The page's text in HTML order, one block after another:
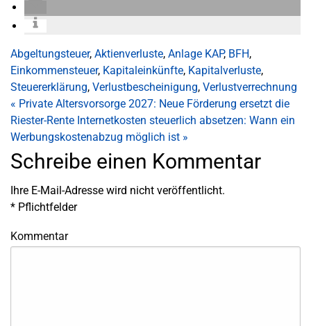
Abgeltungsteuer, Aktienverluste, Anlage KAP, BFH,
Einkommensteuer, Kapitaleinkünfte, Kapitalverluste,
Steuererklärung, Verlustbescheinigung, Verlustverrechnung
« Private Altersvorsorge 2027: Neue Förderung ersetzt die
Riester-Rente Internetkosten steuerlich absetzen: Wann ein
Werbungskostenabzug möglich ist »
Schreibe einen Kommentar
Ihre E-Mail-Adresse wird nicht veröffentlicht.
* Pflichtfelder
Kommentar